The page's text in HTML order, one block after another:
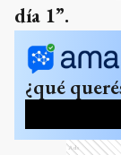
día 1”.
¿qué
Ads